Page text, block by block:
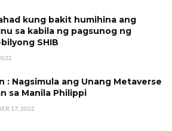
kung bakit humihina ang
sa kabila ng pagsunog ng
SHIB
: Nagsimula ang Unang Metaverse
sa Manila Philippi
17, 2022